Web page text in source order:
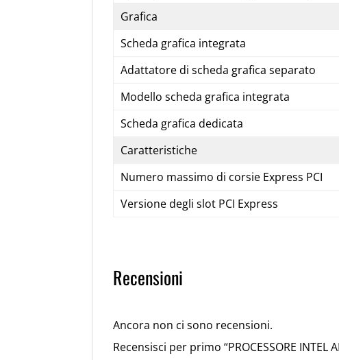
Grafica
Scheda grafica integrata
Adattatore di scheda grafica separato
Modello scheda grafica integrata
Scheda grafica dedicata
Caratteristiche
Numero massimo di corsie Express PCI
Versione degli slot PCI Express
Recensioni
Ancora non ci sono recensioni.
Recensisci per primo “PROCESSORE INTEL